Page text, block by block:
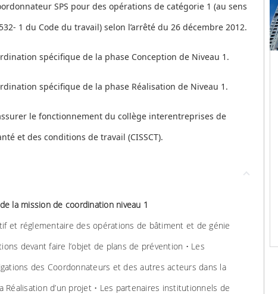
SPS pour des opérations de catégorie 1 (au sens
1 du Code du travail) selon l’arrêté du 26 décembre 2012.
spécifique de la phase Conception de Niveau 1.
spécifique de la phase Réalisation de Niveau 1.
le fonctionnement du collège interentreprises de
et des conditions de travail (CISSCT).
la mission de coordination niveau 1
et réglementaire des opérations de bâtiment et de génie
devant faire l’objet de plans de prévention • Les
des Coordonnateurs et des autres acteurs dans la
Réalisation d’un projet • Les partenaires institutionnels de